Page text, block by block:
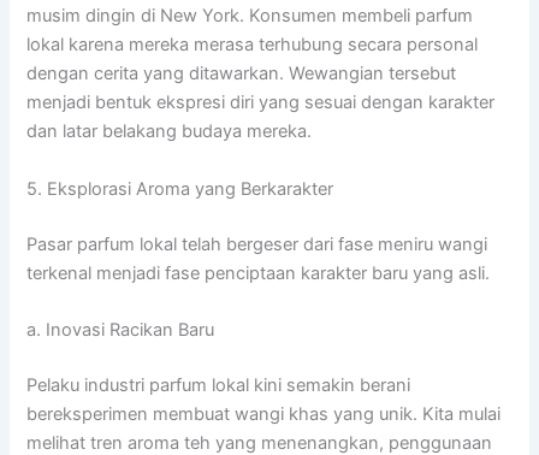
musim dingin di New York. Konsumen membeli parfum
lokal karena mereka merasa terhubung secara personal
dengan cerita yang ditawarkan. Wewangian tersebut
menjadi bentuk ekspresi diri yang sesuai dengan karakter
dan latar belakang budaya mereka.
5. Eksplorasi Aroma yang Berkarakter
Pasar parfum lokal telah bergeser dari fase meniru wangi
terkenal menjadi fase penciptaan karakter baru yang asli.
a. Inovasi Racikan Baru
Pelaku industri parfum lokal kini semakin berani
bereksperimen membuat wangi khas yang unik. Kita mulai
melihat tren aroma teh yang menenangkan, penggunaan